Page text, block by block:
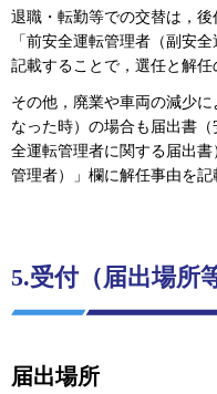
退職・転勤等での交替は，
「前安全運転管理者（副安
記載することで，選任と解任
その他，廃業や車両の減少
なった時）の場合も届出書
全運転管理者に関する届出
管理者）」欄に解任事由を記
5.受付（届出場所
届出場所